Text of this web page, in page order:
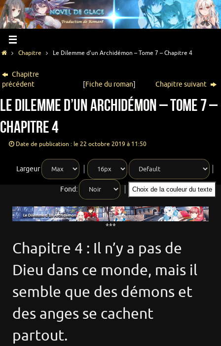
Chapitre Le Dilemme d’un Archidémon – Tome 7 – Chapitre 4
Chapitre
précédent
[Fiche du roman] Chapitre suivant
Le Dilemme d’un Archidémon – Tome 7 –
Chapitre 4
Date de publication : le 22 octobre 2019 à 11:50
Largeur
Fond: Choix de la couleur du texte
***
Chapitre 4 : Il n’y a pas de
Dieu dans ce monde, mais il
semble que des démons et
des anges se cachent
partout.